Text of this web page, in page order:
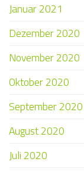
Januar 2021
Dezember 2020
November 2020
Oktober 2020
September 2020
August 2020
Juli 2020